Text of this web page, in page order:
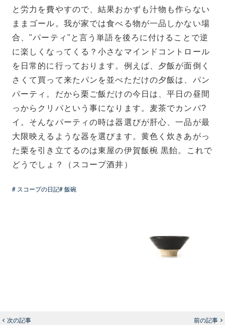
と労力を費やすので、結果おかずも汁物も作らない
ままゴール。我が家では食べる物が一品しかない場
合、"パーティ"と言う単語を後ろに付けることで逆
に楽しくなってくる？小さなマインドコントロール
を日常的に行っております。例えば、夕飯が面倒く
さくて買って来たパンを並べただけの夕飯は、パン
パーティ。だから栗ご飯だけの今日は、平日の昼間
っからクリパという事になります。麦茶でカンパ?
イ。そんなパーティの時は器選びが肝心、一品が最
大限映えるような器を選びます。黄色く炊きあがっ
た栗を引き立てるのは東屋の伊賀飯椀 黒飴。これで
どうでしょ？（スコープ酒井）
# スコープの日記# 飯碗
次の記事 前の記事